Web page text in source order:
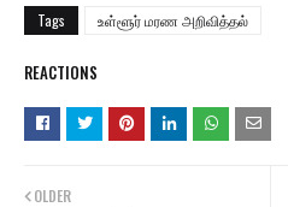
Tags உள்ளூர் மரண அறிவித்தல்
REACTIONS
OLDER